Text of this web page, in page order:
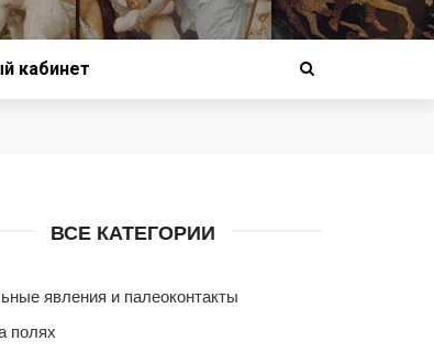
кабинет
ВСЕ КАТЕГОРИИ
явления и палеоконтакты
полях